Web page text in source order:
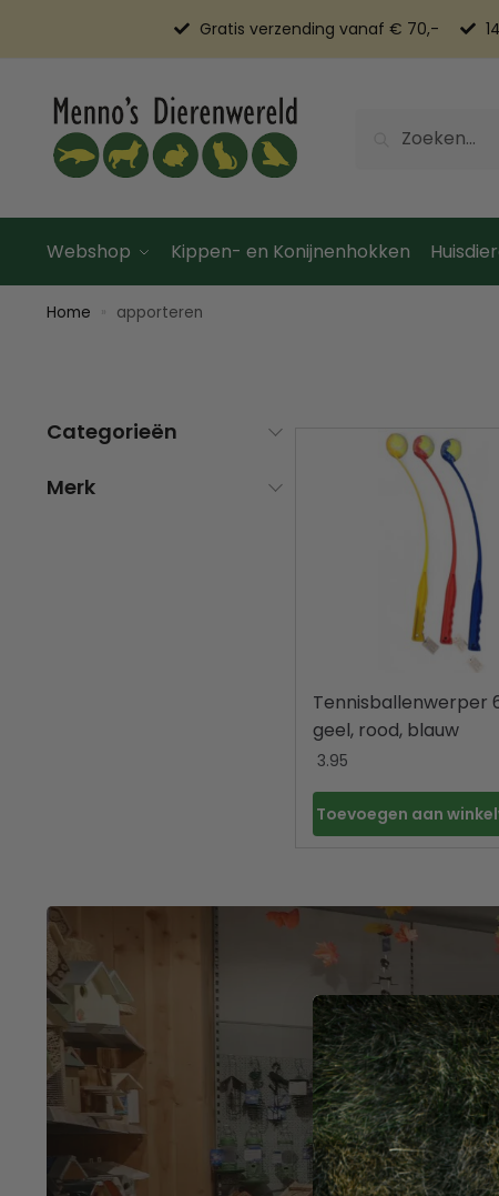
Gratis verzending vanaf € 70,-
Webshop Kippen- en Konijnenhokken
Home apporteren
Tennisballenwerper
geel, rood, blauw
3.95
Toevoegen aan
Categorieën
Merk
in